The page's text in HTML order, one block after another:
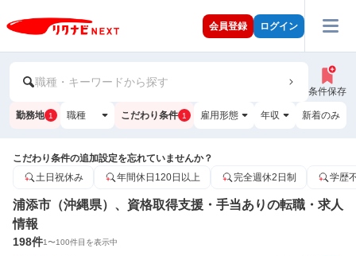
会員登録 ログイン
職種・キーワードから探す
条件保存
勤務地 1 職種 こだわり条件 1 雇用形態 年収 新着のみ
こだわり条件の追加設定を忘れていませんか？
土日祝休み
年間休日120日以上 完全週休2日制 学歴
浦添市（沖縄県）、資格取得支援・手当ありの転職・求人
情報
198件1〜100件目を表示中